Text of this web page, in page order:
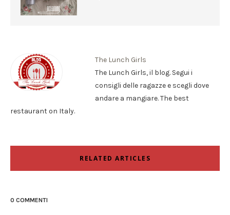
The Lunch Girls
The Lunch Girls, il blog. Segui i
consigli delle ragazze e scegli dove
andare a mangiare. The best
restaurant on Italy.
RELATED ARTICLES
0 COMMENTI